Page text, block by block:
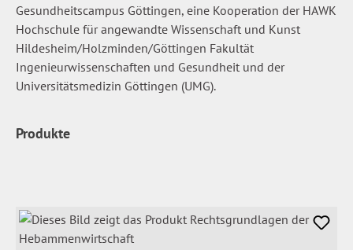
Gesundheitscampus Göttingen, eine Kooperation der HAWK
Hochschule für angewandte Wissenschaft und Kunst
Hildesheim/Holzminden/Göttingen Fakultät
Ingenieurwissenschaften und Gesundheit und der
Universitätsmedizin Göttingen (UMG).
Produkte